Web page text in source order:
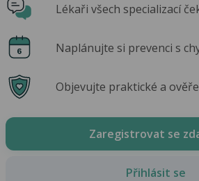
Lékaři všech specializací
Naplánujte si prevenci s
Objevujte praktické a
Zaregistrovat se
Přihlásit se